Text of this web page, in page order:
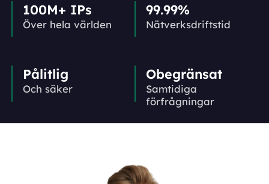
100M+ IPs
Över hela världen
99.99%
Nätverks­driftstid
Pålitlig
Och säker
Obegränsat
Samtidiga
förfrågningar